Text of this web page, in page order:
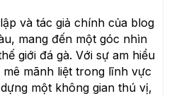
và tác giả chính của blog
mang đến một góc nhìn
giới đá gà. Với sự am hiểu
mãnh liệt trong lĩnh vực
một không gian thú vị,